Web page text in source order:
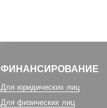
ФИНАНСИРОВАНИЕ
Для юридических лиц
Для физических лиц